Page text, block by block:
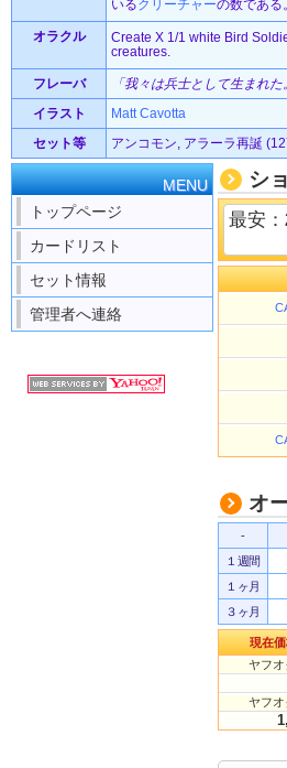
いるクリーチャーの数である。
オラクル
Create X 1/1 white Bird
creatures.
フレーバ
「我々は兵士として生まれ
イラスト
Matt Cavotta
セット等
アンコモン, アラーラ再誕
MENU
トップページ
カードリスト
セット情報
管理者へ連絡
シ
最安：
オ
-
１週間
１ヶ月
３ヶ月
現在
ヤフオ
ヤフオ